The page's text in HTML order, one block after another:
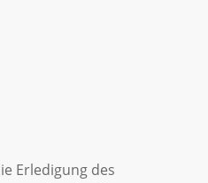
Erledigung des